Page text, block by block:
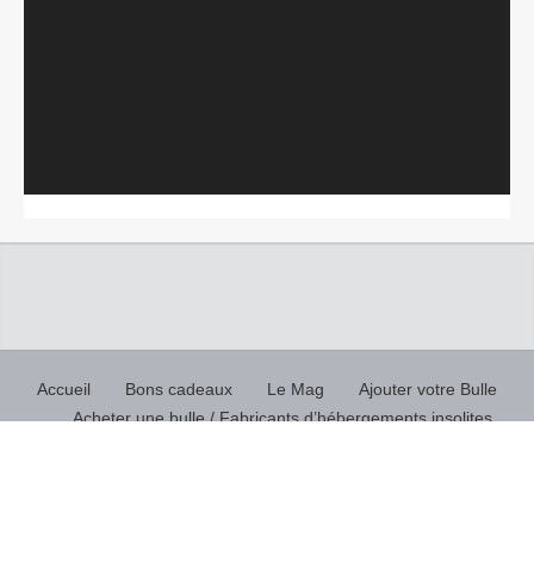
Accueil Bons cadeaux Le Mag
Ajouter votre Bulle
Acheter une bulle / Fabricants d’hébergements insolites